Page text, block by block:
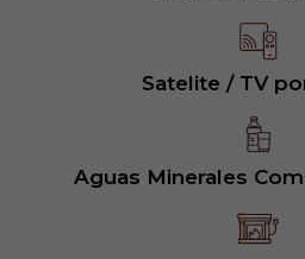
Satelite / TV
Aguas Minerales